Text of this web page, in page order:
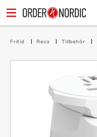
Fritid Resa Tillbehör